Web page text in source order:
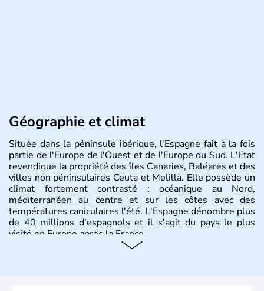
Géographie et climat
Située dans la péninsule ibérique, l'Espagne fait à la fois
partie de l'Europe de l'Ouest et de l'Europe du Sud. L'Etat
revendique la propriété des îles Canaries, Baléares et des
villes non péninsulaires Ceuta et Melilla. Elle possède un
climat fortement contrasté : océanique au Nord,
méditerranéen au centre et sur les côtes avec des
températures caniculaires l'été. L'Espagne dénombre plus
de 40 millions d'espagnols et il s'agit du pays le plus
visité en Europe après la France.